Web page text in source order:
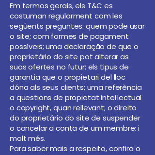
Em termos gerais, els T&C es
costuman regularment com les
següents preguntes: quem pode usar
o site; com formes de pagament
possíveis; uma declaração de que o
proprietário do site pot alterar as
suas ofertes no futur; els tipus de
garantia que o propietari del lloc
dóna als seus clients; uma referència
a qüestions de propietat intel·lectual
o copyright, quan rellevant; o direito
do proprietário do site de suspender
o cancelar a conta de um membre; i
molt més.
Para saber mais a respeito, confira o